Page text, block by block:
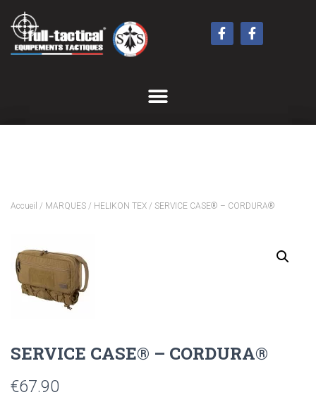
Accueil / MARQUES / HELIKON TEX / SERVICE CASE® – CORDURA®
SERVICE CASE® – CORDURA®
€67.90